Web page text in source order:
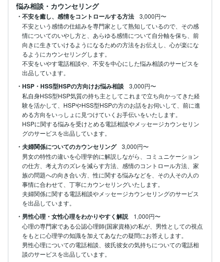
悩み相談・カウンセリング
・不安を癒し、感情をコントロールする方法
3,000円〜
不安という感情の仕組みを専門家として熟知しているので、その感
情についてのいやし方と、あらゆる感情について自分軸を保ち、前
向きに生きていけるようになるための方法をお伝えし、心が楽にな
るようにカウンセリングします。
不安をいやす電話相談や、不安を中心にした悩み相談のサービスを
出品しています。
・HSP・HSS型HSPの方向けお悩み相談
3,000円〜
私自身HSS型HSP気質の持ち主としてこれまで立ち向かってきた経
験を活かして、HSPやHSS型HSPの方のお話をお伺いして、前に進
める方向をいっしょに見つけていくお手伝いをいたします。
HSPに関する悩みを受けとめる電話相談やメッセージカウンセリン
グのサービスを出品しています。
・夫婦関係についてのカウンセリング
3,000円〜
男女の特性の違いを心理学的に解説しながら、コミュニケーション
の仕方、考え方のズレを減らす方法、感情のコントロール方法、家
族の問題への向き合い方、性に関する悩みなどを、その人その人の
事情に合わせて、丁寧にカウンセリングいたします。
夫婦関係に関する電話相談やメッセージカウンセリングのサービス
を出品しています。
・男性心理・女性心理をわかりやすく解説
1,000円〜
心理の専門家である公認心理師(国家資格)の私が、男性としての視点
をもとに心理学の知識を加えてあなたの疑問にお答えします。
男性心理についての電話相談、彼氏彼女の気持ちについての電話相
談のサービスを出品しています。